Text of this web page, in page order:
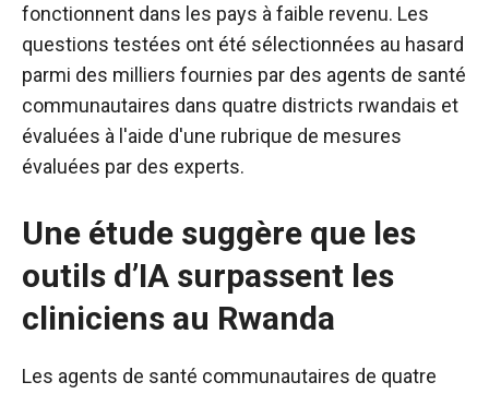
fonctionnent dans les pays à faible revenu. Les
questions testées ont été sélectionnées au hasard
parmi des milliers fournies par des agents de santé
communautaires dans quatre districts rwandais et
évaluées à l'aide d'une rubrique de mesures
évaluées par des experts.
Une étude suggère que les
outils d’IA surpassent les
cliniciens au Rwanda
Les agents de santé communautaires de quatre